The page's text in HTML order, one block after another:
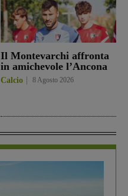
Il Montevarchi affronta
in amichevole l’Ancona
Calcio 8 Agosto 2026